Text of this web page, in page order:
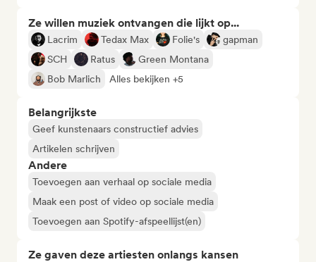
Ze willen muziek ontvangen die lijkt op...
Lacrim Tedax Max Folie's
gapman
SCH
Ratus
Green Montana
Bob Marlich
Alles bekijken +5
Belangrijkste
Geef kunstenaars constructief advies
Artikelen schrijven
Andere
Toevoegen aan verhaal op sociale media
Maak een post of video op sociale media
Toevoegen aan Spotify-afspeellijst(en)
Ze gaven deze artiesten onlangs kansen